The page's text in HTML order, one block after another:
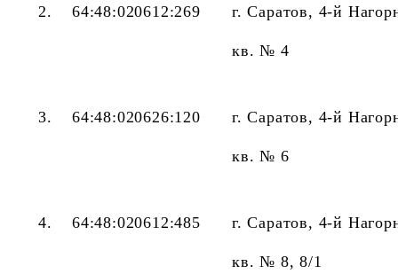
2. 64:48:020612:269 г. Саратов, 4-й
кв. № 4
3. 64:48:020626:120 г. Саратов, 4-й
кв. № 6
4. 64:48:020612:485 г. Саратов, 4-й
кв. № 8, 8/1